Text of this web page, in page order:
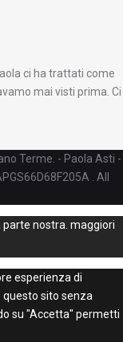
ci ha trattati come
mai visti prima. Ci
Terme. - Paola Asti -
. All
nostra. maggiori
esperienza di
sito senza
su "Accetta" permetti